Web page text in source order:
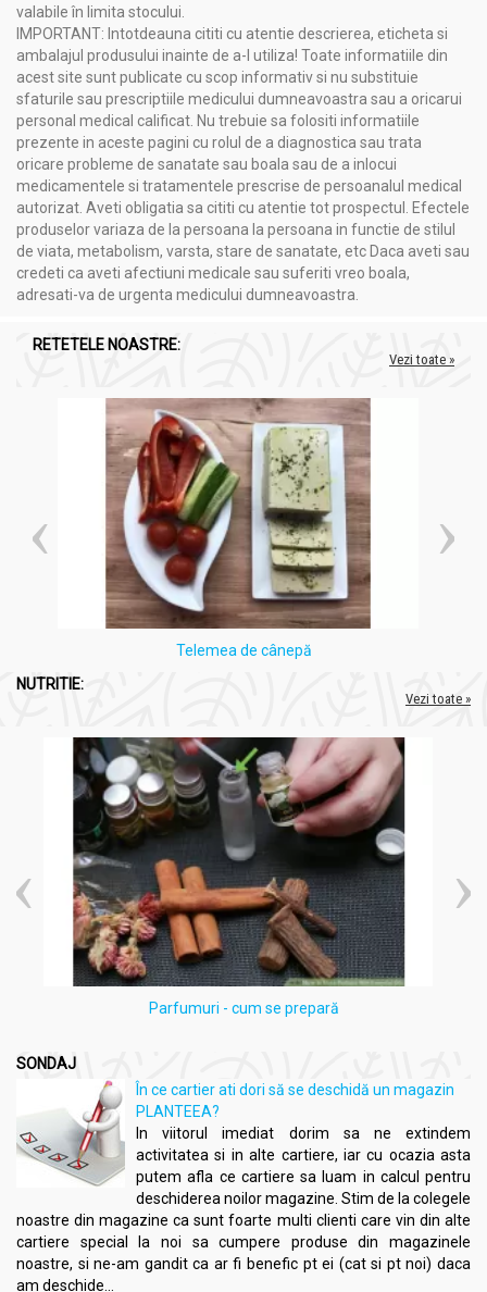
valabile în limita stocului.
IMPORTANT: Intotdeauna cititi cu atentie descrierea, eticheta si
ambalajul produsului inainte de a-l utiliza! Toate informatiile din
acest site sunt publicate cu scop informativ si nu substituie
sfaturile sau prescriptiile medicului dumneavoastra sau a oricarui
personal medical calificat. Nu trebuie sa folositi informatiile
prezente in aceste pagini cu rolul de a diagnostica sau trata
oricare probleme de sanatate sau boala sau de a inlocui
medicamentele si tratamentele prescrise de persoanalul medical
autorizat. Aveti obligatia sa cititi cu atentie tot prospectul. Efectele
produselor variaza de la persoana la persoana in functie de stilul
de viata, metabolism, varsta, stare de sanatate, etc Daca aveti sau
credeti ca aveti afectiuni medicale sau suferiti vreo boala,
adresati-va de urgenta medicului dumneavoastra.
RETETELE NOASTRE:
Vezi toate »
Telemea de cânepă
NUTRITIE:
Vezi toate »
Parfumuri - cum se prepară
SONDAJ
În ce cartier ati dori să se deschidă un magazin
PLANTEEA?
In viitorul imediat dorim sa ne extindem
activitatea si in alte cartiere, iar cu ocazia asta
putem afla ce cartiere sa luam in calcul pentru
deschiderea noilor magazine. Stim de la colegele
noastre din magazine ca sunt foarte multi clienti care vin din alte
cartiere special la noi sa cumpere produse din magazinele
noastre, si ne-am gandit ca ar fi benefic pt ei (cat si pt noi) daca
am deschide...